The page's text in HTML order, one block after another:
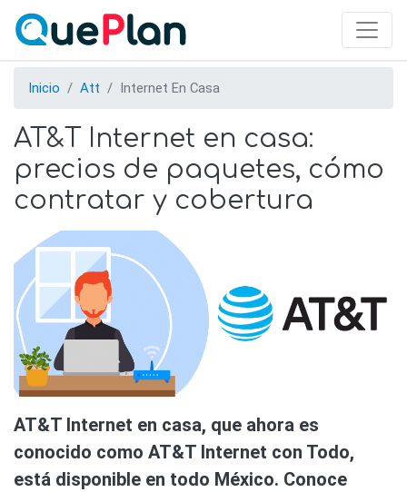
Inicio Att Internet En Casa
AT&T Internet en casa:
precios de paquetes, cómo
contratar y cobertura
AT&T Internet en casa, que ahora es
conocido como AT&T Internet con Todo,
está disponible en todo México. Conoce